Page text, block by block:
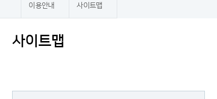
이용안내 사이트맵
사이트맵